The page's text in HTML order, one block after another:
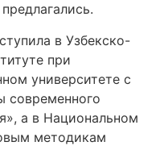
в Узбекско-
при
университете с
современного
а в Национальном
методикам